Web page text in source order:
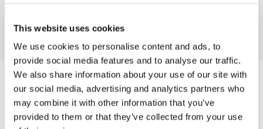
This website uses cookies
We use cookies to personalise content and ads, to
provide social media features and to analyse our traffic.
We also share information about your use of our site with
our social media, advertising and analytics partners who
may combine it with other information that you’ve
provided to them or that they’ve collected from your use